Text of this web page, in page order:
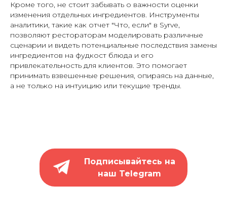
Кроме того, не стоит забывать о важности оценки
изменения отдельных ингредиентов. Инструменты
аналитики, такие как отчет "Что, если" в Syrve,
позволяют рестораторам моделировать различные
сценарии и видеть потенциальные последствия замены
ингредиентов на фудкост блюда и его
привлекательность для клиентов. Это помогает
принимать взвешенные решения, опираясь на данные,
а не только на интуицию или текущие тренды.
Подписывайтесь на
наш Telegram